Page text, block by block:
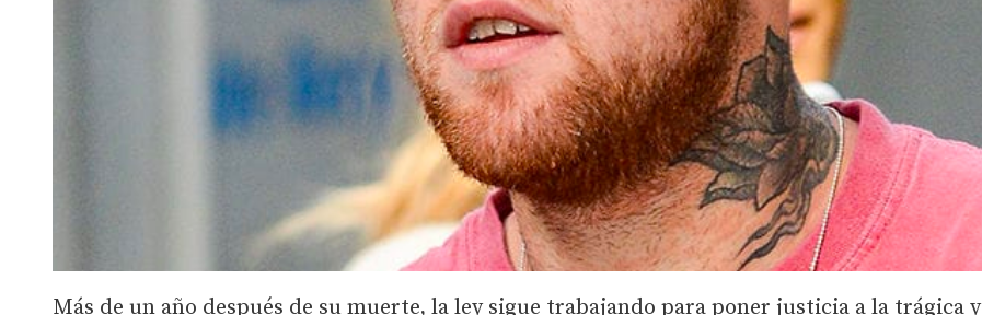
Más de un año después de su muerte, la ley sigue trabajando para poner justicia a la trágica y